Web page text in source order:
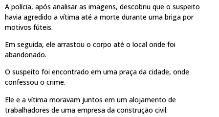
A polícia, após analisar as imagens, descobriu que o suspeito
havia agredido a vítima até a morte durante uma briga por
motivos fúteis.
Em seguida, ele arrastou o corpo até o local onde foi
abandonado.
O suspeito foi encontrado em uma praça da cidade, onde
confessou o crime.
Ele e a vítima moravam juntos em um alojamento de
trabalhadores de uma empresa da construção civil.